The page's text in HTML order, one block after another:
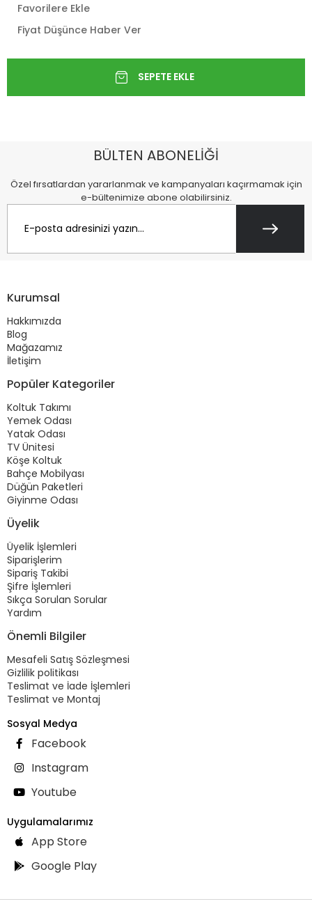
Favorilere Ekle
Fiyat Düşünce Haber Ver
BÜLTEN ABONELİĞİ
Özel fırsatlardan yararlanmak ve kampanyaları kaçırmamak için
e-bültenimize abone olabilirsiniz.
Kurumsal
Hakkımızda
Blog
Mağazamız
İletişim
Popüler Kategoriler
Koltuk Takımı
Yemek Odası
Yatak Odası
TV Ünitesi
Köşe Koltuk
Bahçe Mobilyası
Düğün Paketleri
Giyinme Odası
Üyelik
Üyelik İşlemleri
Siparişlerim
Sipariş Takibi
Şifre İşlemleri
Sıkça Sorulan Sorular
Yardım
Önemli Bilgiler
Mesafeli Satış Sözleşmesi
Gizlilik politikası
Teslimat ve İade İşlemleri
Teslimat ve Montaj
Sosyal Medya
Facebook
Instagram
Youtube
Uygulamalarımız
App Store
Google Play